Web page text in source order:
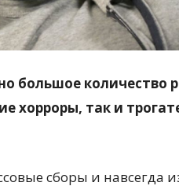
большое количество
хорроры, так и
сборы и навсегда